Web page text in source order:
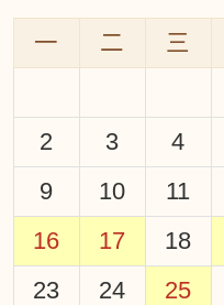
一 二 三
2
3 4
9
10 11
16
17 18
23
24 25